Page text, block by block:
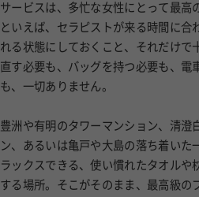
といえば、セラピストが来る時間に合
れる状態にしておくこと、それだけで
直す必要も、バッグを持つ必要も、電
も、一切ありません。
ン、あるいは亀戸や大島の落ち着いた
ラックスできる、使い慣れたタオルや
する場所。そこがそのまま、最高級の
わります。見知らぬ店舗の硬いベッド